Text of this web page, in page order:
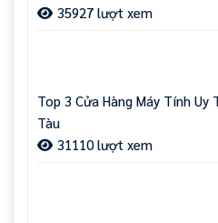
35927 lượt xem
Top 3 Cửa Hàng Máy Tính
Tàu
31110 lượt xem